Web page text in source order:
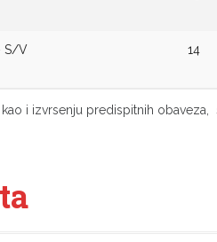
S/V 14
i izvrsenju predispitnih